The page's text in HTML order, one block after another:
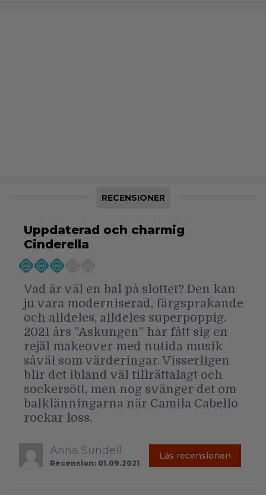
RECENSIONER
Uppdaterad och charmig
Cinderella
Vad är väl en bal på slottet? Den kan
ju vara moderniserad, färgsprakande
och alldeles, alldeles superpoppig.
2021 års ”Askungen” har fått sig en
rejäl makeover med nutida musik
såväl som värderingar. Visserligen
blir det ibland väl tillrättalagt och
sockersött, men nog svänger det om
balklänningarna när Camila Cabello
rockar loss.
Anna Sundell
Recension: 01.09.2021
Läs recensionen